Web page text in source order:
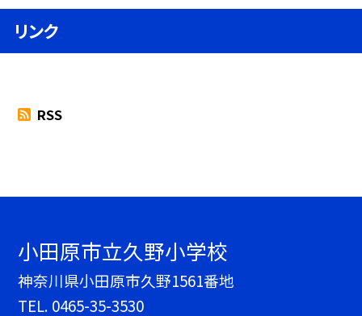
リンク
RSS
小田原市立久野小学校
神奈川県小田原市久野1561番地
TEL. 0465-35-3530